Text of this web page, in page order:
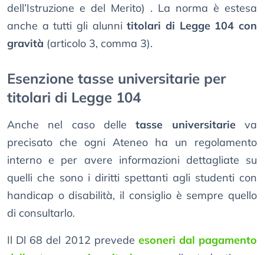
dell’Istruzione e del Merito) . La norma è estesa
anche a tutti gli alunnititolari di Legge 104 con
gravità (articolo 3, comma 3).
Esenzione tasse universitarie per
titolari di Legge 104
Anche nel caso delle tasse universitarieva
precisato che ogni Ateneo ha un regolamento
interno e per avere informazioni dettagliate su
quelli che sono i diritti spettanti agli studenti con
handicap o disabilità, il consiglio è sempre quello
di consultarlo.
Il Dl 68 del 2012 prevede esoneri dal pagamento